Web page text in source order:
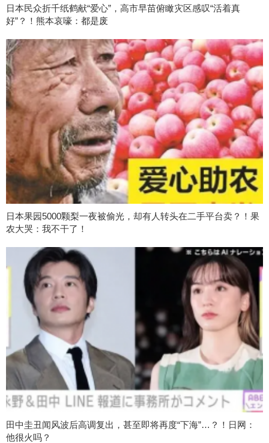
日本民众折千纸鹤献“爱心”，高市早苗俯瞰灾区感叹“活着真
好”？！熊本哀嚎：都是废
日本果园5000颗梨一夜被偷光，却有人转头在二手平台卖？！果
农大哭：我不干了！
田中圭丑闻风波后高调复出，甚至即将再度“下海”…？！日网：
他很火吗？